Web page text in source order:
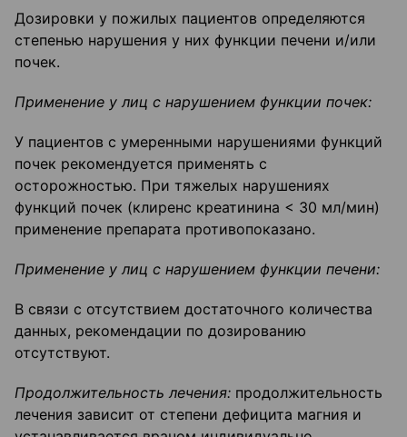
Дозировки у пожилых пациентов определяются
степенью нарушения у них функции печени и/или
почек.
Применение у лиц с нарушением функции почек:
У пациентов с умеренными нарушениями функций
почек рекомендуется применять с
осторожностью. При тяжелых нарушениях
функций почек (клиренс креатинина < 30 мл/мин)
применение препарата противопоказано.
Применение у лиц с нарушением функции печени:
В связи с отсутствием достаточного количества
данных, рекомендации по дозированию
отсутствуют.
Продолжительность лечения: продолжительность
лечения зависит от степени дефицита магния и